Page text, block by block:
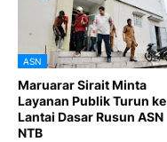
ASN
Maruarar Sirait Minta
Layanan Publik Turun ke
Lantai Dasar Rusun ASN
NTB